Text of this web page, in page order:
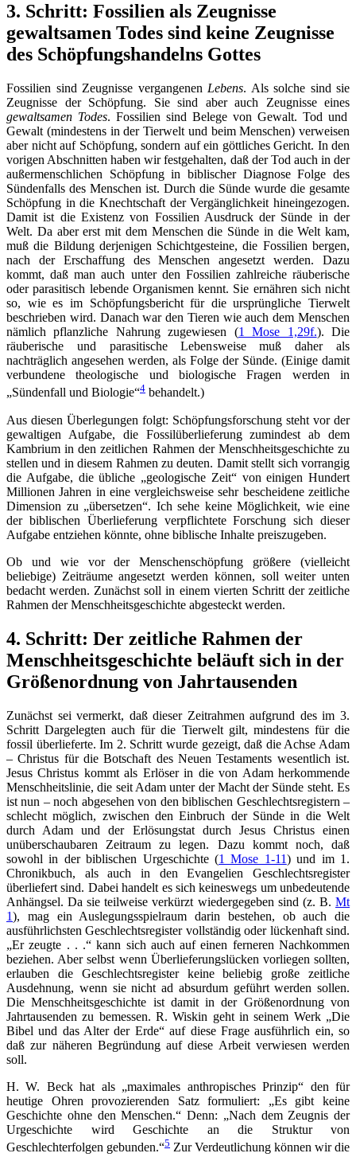
3. Schritt: Fossilien als Zeugnisse
gewaltsamen Todes sind keine Zeugnisse
des Schöpfungshandelns Gottes
Fossilien sind Zeugnisse vergangenen Lebens. Als solche sind sie
Zeugnisse der Schöpfung. Sie sind aber auch
Zeugnisse eines
gewaltsamen Todes. Fossilien sind Belege von Gewalt. Tod und
Gewalt (mindestens in der Tierwelt und beim Menschen) verweisen
aber nicht auf Schöpfung, sondern auf ein göttliches Gericht. In den
vorigen Abschnitten haben wir festgehalten, daß der Tod auch in der
außermenschlichen Schöpfung in biblischer Diagnose Folge des
Sündenfalls des Menschen ist. Durch die Sünde wurde die gesamte
Schöpfung in die Knechtschaft der Vergänglichkeit hineingezogen.
Damit ist die Existenz von Fossilien Ausdruck der Sünde in der
Welt. Da aber erst mit dem Menschen die Sünde in die Welt kam,
muß die Bildung derjenigen Schichtgesteine, die Fossilien bergen,
nach der Erschaffung des Menschen angesetzt werden. Dazu
kommt, daß man auch unter den Fossilien zahlreiche räuberische
oder parasitisch lebende Organismen kennt. Sie ernähren sich nicht
so, wie es im Schöpfungsbericht für die ursprüngliche Tierwelt
beschrieben wird. Danach war den Tieren wie auch dem Menschen
nämlich pflanzliche Nahrung zugewiesen (1 Mose 1,29f.). Die
räuberische und parasitische Lebensweise muß daher als
nachträglich angesehen werden, als Folge der Sünde. (Einige damit
verbundene theologische und biologische Fragen werden in
„Sündenfall und Biologie“4 behandelt.)
Aus diesen Überlegungen folgt: Schöpfungsforschung steht vor der
gewaltigen Aufgabe, die Fossilüberlieferung zumindest ab dem
Kambrium in den zeitlichen Rahmen der Menschheitsgeschichte zu
stellen und in diesem Rahmen zu deuten. Damit stellt sich vorrangig
die Aufgabe, die übliche „geologische Zeit“ von einigen Hundert
Millionen Jahren in eine vergleichsweise sehr bescheidene zeitliche
Dimension zu „übersetzen“. Ich sehe keine Möglichkeit, wie eine
der biblischen Überlieferung verpflichtete Forschung sich dieser
Aufgabe entziehen könnte, ohne biblische Inhalte preiszugeben.
Ob und wie vor der Menschenschöpfung größere (vielleicht
beliebige) Zeiträume angesetzt werden können, soll weiter unten
bedacht werden. Zunächst soll in einem vierten Schritt der zeitliche
Rahmen der Menschheitsgeschichte abgesteckt werden.
4. Schritt: Der zeitliche Rahmen der
Menschheitsgeschichte beläuft sich in der
Größenordnung von Jahrtausenden
Zunächst sei vermerkt, daß dieser Zeitrahmen aufgrund des im 3.
Schritt Dargelegten auch für die Tierwelt gilt, mindestens für die
fossil überlieferte. Im 2. Schritt wurde gezeigt, daß die Achse Adam
– Christus für die Botschaft des Neuen Testaments wesentlich ist.
Jesus Christus kommt als Erlöser in die von Adam herkommende
Menschheitslinie, die seit Adam unter der Macht der Sünde steht. Es
ist nun – noch abgesehen von den biblischen Geschlechtsregistern –
schlecht möglich, zwischen den Einbruch der Sünde in die Welt
durch Adam und der Erlösungstat durch Jesus Christus einen
unüberschaubaren Zeitraum zu legen. Dazu kommt noch, daß
sowohl in der biblischen Urgeschichte (1 Mose 1-11) und im 1.
Chronikbuch, als auch in den Evangelien Geschlechtsregister
überliefert sind. Dabei handelt es sich keineswegs um unbedeutende
Anhängsel. Da sie teilweise verkürzt wiedergegeben sind (z. B. Mt
1), mag ein Auslegungsspielraum darin bestehen, ob auch die
ausführlichsten Geschlechtsregister vollständig oder lückenhaft sind.
„Er zeugte . . .“ kann sich auch auf einen ferneren Nachkommen
beziehen. Aber selbst wenn Überlieferungslücken vorliegen sollten,
erlauben die Geschlechtsregister keine beliebig große zeitliche
Ausdehnung, wenn sie nicht ad absurdum geführt werden sollen.
Die Menschheitsgeschichte ist damit in der Größenordnung von
Jahrtausenden zu bemessen. R. Wiskin geht in seinem Werk „Die
Bibel und das Alter der Erde“ auf diese Frage ausführlich ein, so
daß zur näheren Begründung auf diese Arbeit verwiesen werden
soll.
H. W. Beck hat als „maximales anthropisches Prinzip“ den für
heutige Ohren provozierenden Satz formuliert: „Es gibt keine
Geschichte ohne den Menschen.“ Denn: „Nach dem Zeugnis der
Urgeschichte wird Geschichte an die Struktur von
Geschlechterfolgen gebunden.“5 Zur Verdeutlichung können wir die